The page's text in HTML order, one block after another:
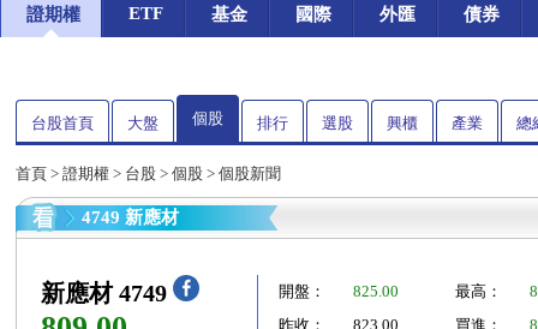
證期權 ETF 基金 國際 外匯 債券
台股首頁 大盤 個股 排行 選股 興櫃 產業 總
首頁 > 證期權 > 台股 > 個股 > 個股新聞
4749 新應材
新應材 4749 開盤： 825.00 最高：
昨收：
823.00 買進：